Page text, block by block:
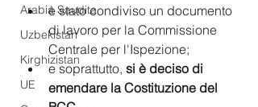
Arabia Saudita
Uzbekistan
Kirghizistan
UE
è stato condiviso un documento
di lavoro per la Commissione
Centrale per l'Ispezione;
e soprattutto, si è deciso di
emendare la Costituzione del